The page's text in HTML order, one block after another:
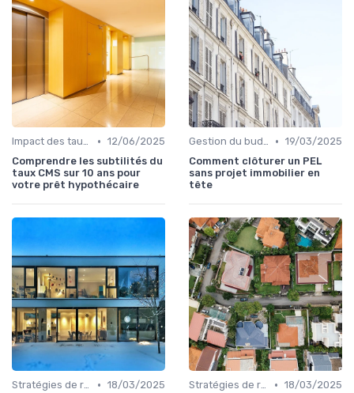
Impact des taux d'intérêt • 12/06/2025
Comprendre les subtilités du
taux CMS sur 10 ans pour
votre prêt hypothécaire
Gestion du budget • 19/03/2025
Comment clôturer un PEL
sans projet immobilier en
tête
Stratégies de remboursement • 18/03/2025
Stratégies de remboursement • 18/03/2025